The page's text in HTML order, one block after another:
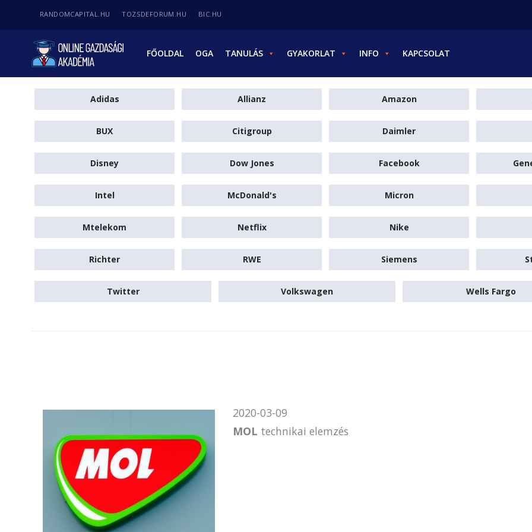
RANDOMCAPITAL.HU TOZSDEFORUM.HU BIC.HU
FŐOLDAL OGA TANULÁS GYAKORLAT INFO KAPCSOLAT
Adidas Allianz Amazon
BUX Citigroup Daimler
Disney Dow Jones Facebook
Intel McDonald's Micron
Mtelekom Netflix Nike
Richter RWE Siemens
Twitter Volkswagen Wells Fargo
2020-03-09
MOL technikai elemzés